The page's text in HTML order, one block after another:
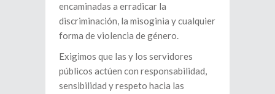
encaminadas a erradicar la
discriminación, la misoginia y cualquier
forma de violencia de género.
Exigimos que las y los servidores
públicos actúen con responsabilidad,
sensibilidad y respeto hacia las